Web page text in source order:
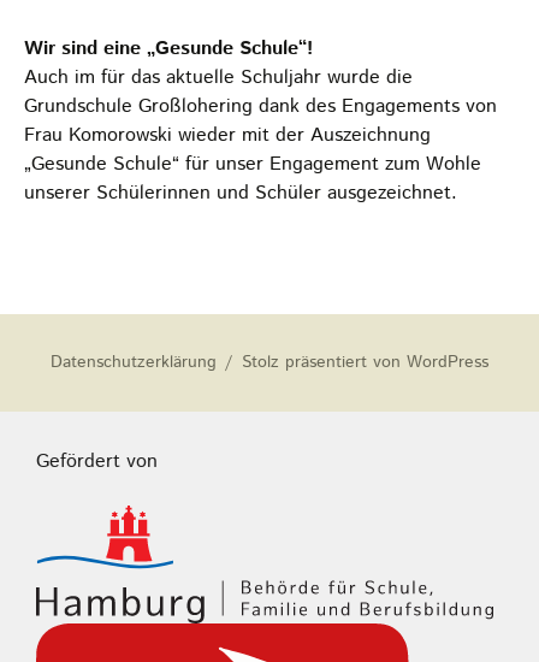
Wir sind eine „Gesunde Schule“!
Auch im für das aktuelle Schuljahr wurde die
Grundschule Großlohering dank des Engagements von
Frau Komorowski wieder mit der Auszeichnung
„Gesunde Schule“ für unser Engagement zum Wohle
unserer Schülerinnen und Schüler ausgezeichnet.
Datenschutzerklärung Stolz präsentiert von WordPress
Gefördert von